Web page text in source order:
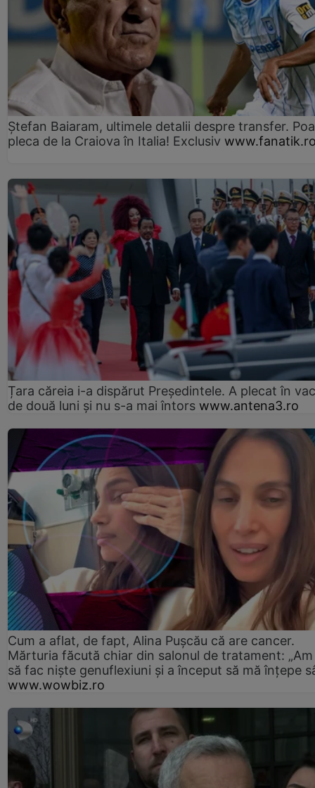
Ștefan Baiaram, ultimele detalii despre transfer.
pleca de la Craiova în Italia! Exclusiv
Țara căreia i-a dispărut Președintele. A plecat în
de două luni și nu s-a mai întors www.antena3.ro
Cum a aflat, de fapt, Alina Pușcău că are cancer.
Mărturia făcută chiar din salonul de tratament:
să fac niște genuflexiuni și a început să mă înțepe
www.wowbiz.ro